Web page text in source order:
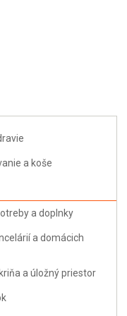
a koše
a doplnky
a domácich
a úložný priestor